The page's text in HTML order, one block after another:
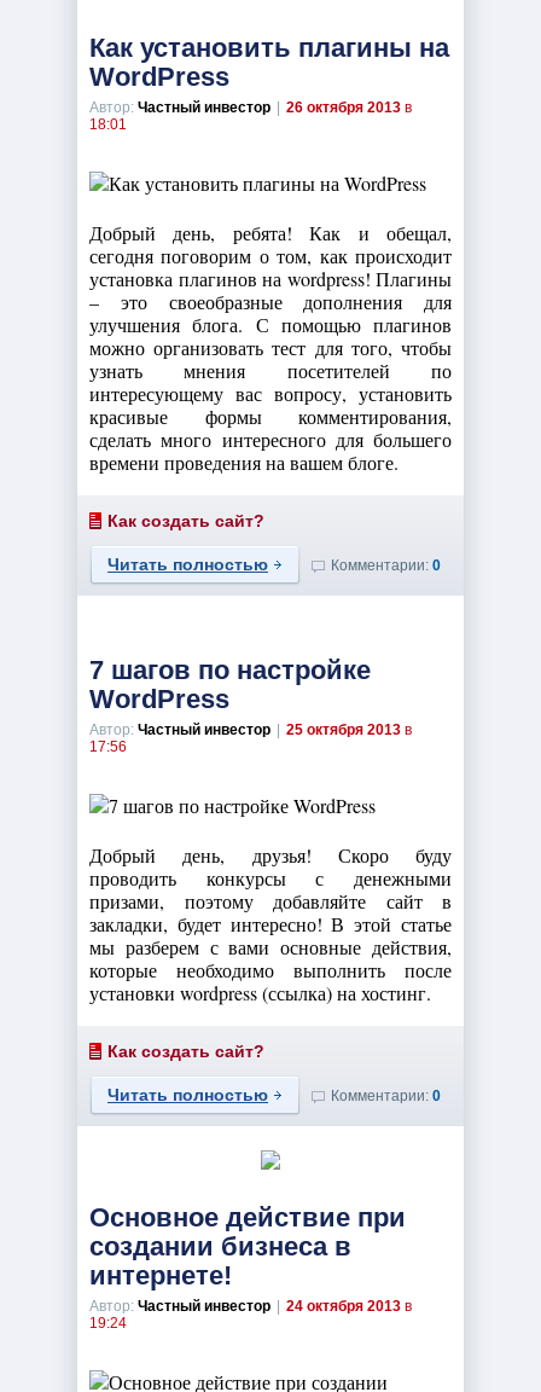
Как установить плагины на
WordPress
Автор: Частный инвестор 26 октября 2013 в
18:01
Добрый день, ребята! Как и обещал,
сегодня поговорим о том, как происходит
установка плагинов на wordpress! Плагины
– это своеобразные дополнения для
улучшения блога. С помощью плагинов
можно организовать тест для того, чтобы
узнать мнения посетителей по
интересующему вас вопросу, установить
красивые формы комментирования,
сделать много интересного для большего
времени проведения на вашем блоге.
Как создать сайт?
Читать полностью Комментарии: 0
7 шагов по настройке
WordPress
Автор: Частный инвестор 25 октября 2013 в
17:56
Добрый день, друзья! Скоро буду
проводить конкурсы с денежными
призами, поэтому добавляйте сайт в
закладки, будет интересно! В этой статье
мы разберем с вами основные действия,
которые необходимо выполнить после
установки wordpress (ссылка) на хостинг.
Как создать сайт?
Читать полностью Комментарии: 0
Основное действие при
создании бизнеса в
интернете!
Автор: Частный инвестор 24 октября 2013 в
19:24